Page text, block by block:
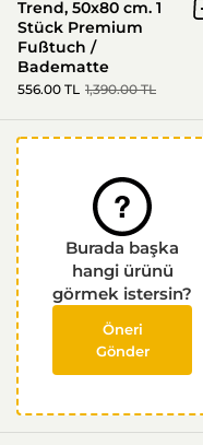
Trend, 50x80 cm. 1
Stück Premium
Fußtuch /
Badematte
556.00 TL 1,390.00 TL
Burada başka
hangi ürünü
görmek istersin?
Öneri
Gönder